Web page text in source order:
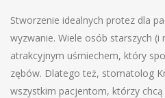
Stworzenie idealnych protez dla
wyzwanie. Wiele osób starszych (i
atrakcyjnym uśmiechem, który
zębów. Dlatego też, stomatolog
wszystkim pacjentom, którzy